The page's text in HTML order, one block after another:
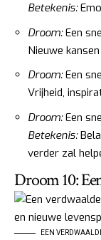
Betekenis:
Droom:Een
Nieuwe
Droom:Een
Vrijheid,
Droom:Een
Betekenis:
verder zal
Droom 10:
EEN